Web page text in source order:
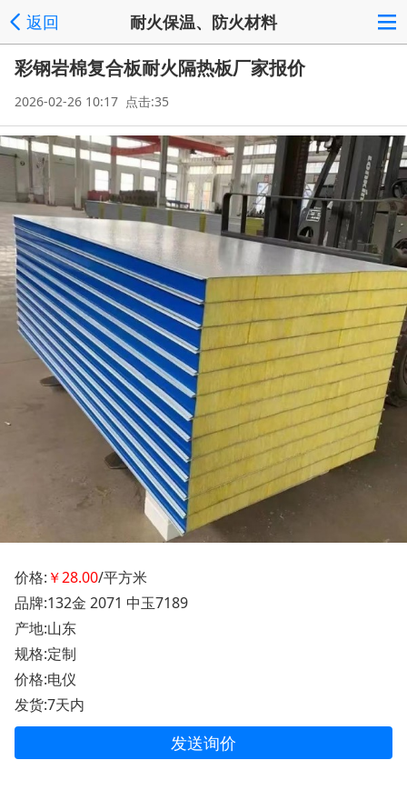
返回 耐火保温、防火材料
彩钢岩棉复合板耐火隔热板厂家报价
2026-02-26 10:17 点击:35
价格: ￥28.00/平方米
品牌:132金 2071 中玉7189
产地:山东
规格:定制
价格:电仪
发货:7天内
发送询价